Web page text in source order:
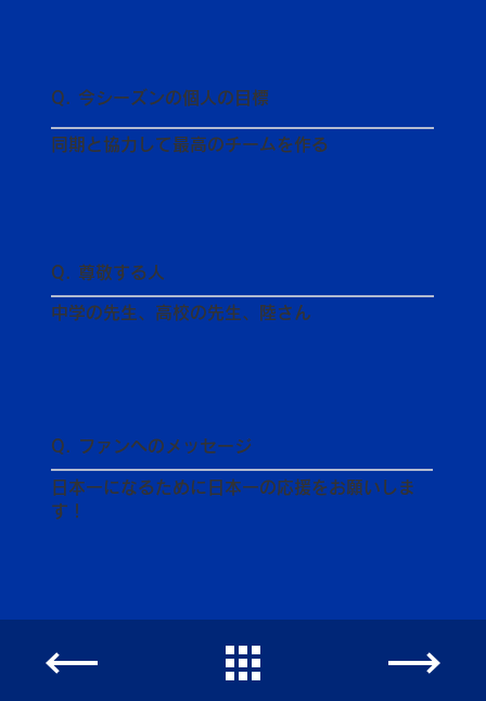
Q. 今シーズンの個人の目標
同期と協力して最高のチームを作る
Q. 尊敬する人
中学の先生、高校の先生、陸さん
Q. ファンへのメッセージ
日本一になるために日本一の応援をお願いしま
す！